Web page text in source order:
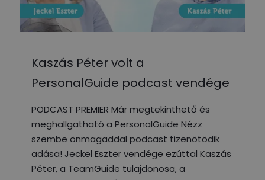
Kaszás Péter volt a
PersonalGuide podcast vendége
PODCAST PREMIER Már megtekinthető és
meghallgatható a PersonalGuide Nézz
szembe önmagaddal podcast tizenötödik
adása! Jeckel Eszter vendége ezúttal Kaszás
Péter, a TeamGuide tulajdonosa, a